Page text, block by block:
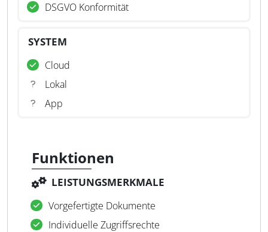
DSGVO Konformität
SYSTEM
Cloud
Lokal
App
Funktionen
LEISTUNGSMERKMALE
Vorgefertigte Dokumente
Individuelle Zugriffsrechte